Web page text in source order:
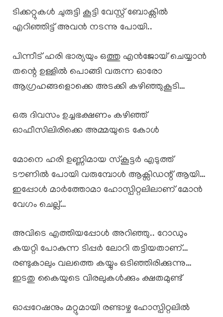
ടിക്കറ്റുകൾ ചുരുട്ടി കൂട്ടി വേസ്റ്റ് ബോക്സിൽ
എറിഞ്ഞിട്ട് അവൻ നടന്നു പോയി..
പിന്നീട് ഹരി ഭാര്യയും ഒത്തു എൻജോയ് ചെയ്യാൻ
തന്റെ ഉള്ളിൽ പൊങ്ങി വരുന്ന ഓരോ
ആഗ്രഹങ്ങളൊക്കെ അടക്കി കഴിഞ്ഞുകൂടി…
ഒരു ദിവസം ഉച്ചഭക്ഷണം കഴിഞ്ഞ്
ഓഫീസിലിരിക്കെ അമ്മയുടെ കോൾ
മോനെ ഹരി ഉണ്ണിമായ സ്കൂട്ടർ എടുത്ത്
ടൗണിൽ പോയി വരുമ്പോൾ ആക്സിഡന്റ് ആയി…
ഇപ്പോൾ മാർത്തോമാ ഹോസ്പിറ്റലിലാണ് മോൻ
വേഗം ചെല്ല്…
അവിടെ എത്തിയപ്പോൾ അറിഞ്ഞു.. റോഡും
കയറ്റി പോകുന്ന ടിപ്പർ ലോറി തട്ടിയതാണ്…
രണ്ടുകാലും വലത്തെ കയ്യും ഒടിഞ്ഞിരിക്കുന്നു…
ഇടതു കൈയുടെ വിരലുകൾക്കും ക്ഷതമുണ്ട്
ഓപ്പറേഷനും മറ്റുമായി രണ്ടാഴ്ച ഹോസ്പിറ്റലിൽ